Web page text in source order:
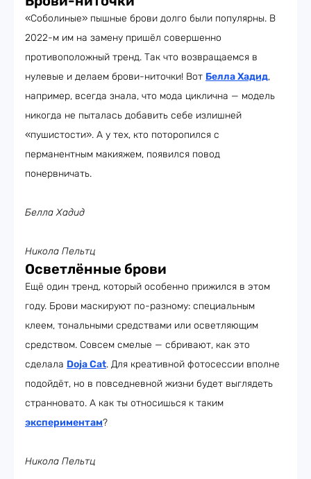
«Соболиные» пышные брови долго были популярны. В
2022-м им на замену пришёл совершенно
противоположный тренд. Так что возвращаемся в
нулевые и делаем брови-ниточки! Вот Белла Хадид,
например, всегда знала, что мода циклична — модель
никогда не пыталась добавить себе излишней
«пушистости». А у тех, кто поторопился с
перманентным макияжем, появился повод
понервничать.
Белла Хадид
Никола Пельтц
Осветлённые брови
Ещё один тренд, который особенно прижился в этом
году. Брови маскируют по-разному: специальным
клеем, тональными средствами или осветляющим
средством. Совсем смелые — сбривают, как это
сделала Doja Cat. Для креативной фотосессии вполне
подойдёт, но в повседневной жизни будет выглядеть
странновато. А как ты относишься к таким
экспериментам?
Никола Пельтц